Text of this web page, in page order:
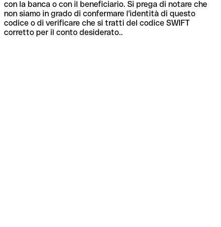
con la banca o con il beneficiario. Si prega di notare che
non siamo in grado di confermare l'identità di questo
codice o di verificare che si tratti del codice SWIFT
corretto per il conto desiderato..